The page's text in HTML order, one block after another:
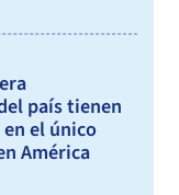
país tienen
el único
América